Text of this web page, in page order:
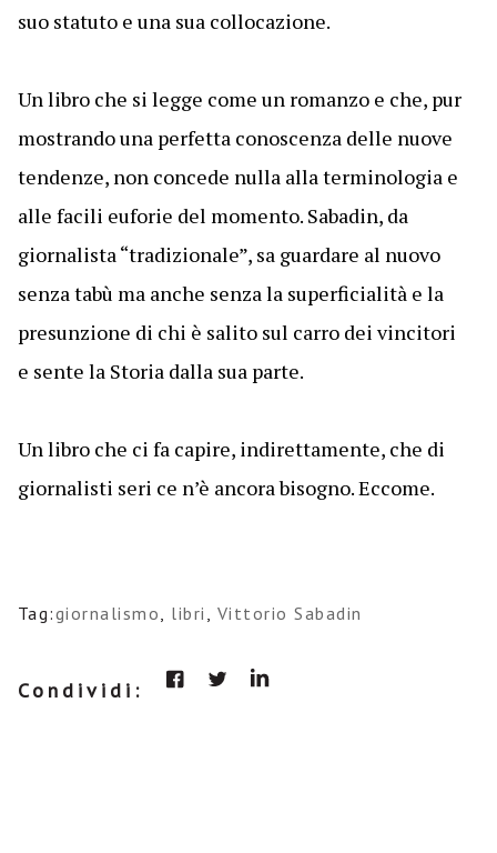
suo statuto e una sua collocazione.
Un libro che si legge come un romanzo e che, pur
mostrando una perfetta conoscenza delle nuove
tendenze, non concede nulla alla terminologia e
alle facili euforie del momento. Sabadin, da
giornalista “tradizionale”, sa guardare al nuovo
senza tabù ma anche senza la superficialità e la
presunzione di chi è salito sul carro dei vincitori
e sente la Storia dalla sua parte.
Un libro che ci fa capire, indirettamente, che di
giornalisti seri ce n’è ancora bisogno. Eccome.
Tag:giornalismo, libri , Vittorio Sabadin
Condividi: